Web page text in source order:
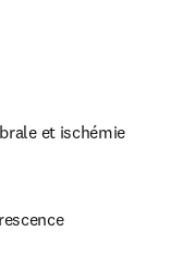
et ischémie